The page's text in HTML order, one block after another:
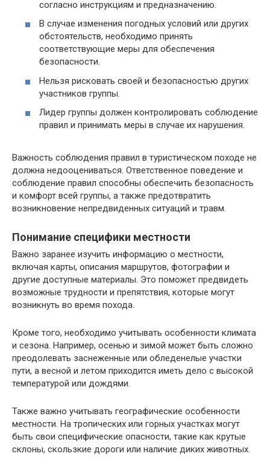
согласно инструкциям и предназначению.
В случае изменения погодных условий или других
обстоятельств, необходимо принять
соответствующие меры для обеспечения
безопасности.
Нельзя рисковать своей и безопасностью других
участников группы.
Лидер группы должен контролировать соблюдение
правил и принимать меры в случае их нарушения.
Важность соблюдения правил в туристическом походе не
должна недооцениваться. Ответственное поведение и
соблюдение правил способны обеспечить безопасность
и комфорт всей группы, а также предотвратить
возникновение непредвиденных ситуаций и травм.
Понимание специфики местности
Важно заранее изучить информацию о местности,
включая карты, описания маршрутов, фотографии и
другие доступные материалы. Это поможет предвидеть
возможные трудности и препятствия, которые могут
возникнуть во время похода.
Кроме того, необходимо учитывать особенности климата
и сезона. Например, осенью и зимой может быть сложно
преодолевать заснеженные или обледенелые участки
пути, а весной и летом приходится иметь дело с высокой
температурой или дождями.
Также важно учитывать географические особенности
местности. На тропических или горных участках могут
быть свои специфические опасности, такие как крутые
склоны, скользкие дороги или наличие диких животных.